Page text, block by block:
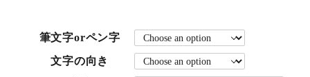
筆文字orペン字
文字の向き